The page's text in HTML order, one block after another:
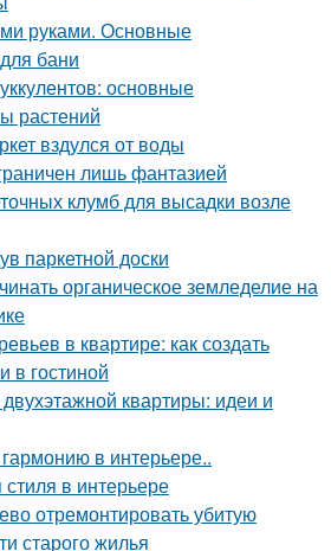
руками. Основные
бани
основные
растений
вздулся от воды
лишь фантазией
клумб для высадки возле
паркетной доски
органическое земледелие на
в квартире: как создать
в гостиной
квартиры: идеи и
в интерьере..
в интерьере
отремонтировать убитую
старого жилья